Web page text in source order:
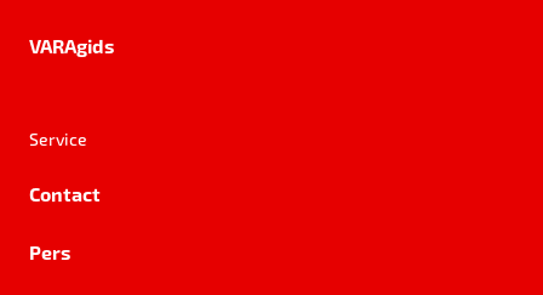
VARAgids
Service
Contact
Pers